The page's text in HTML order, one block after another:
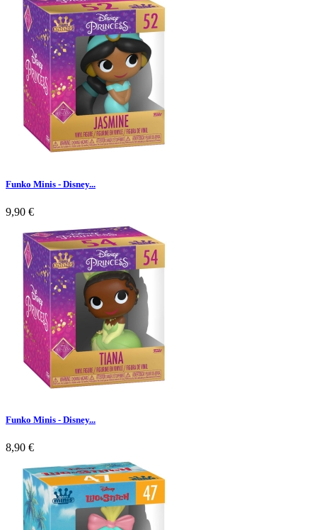
Funko Minis - Disney...
9,90 €
Funko Minis - Disney...
8,90 €